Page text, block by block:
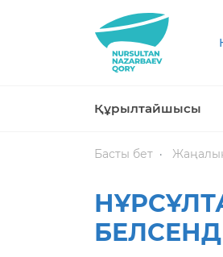
Құрылтайшысы
Басты бет